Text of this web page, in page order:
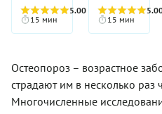
А еще
они
очень
внимание
— мы не
добавляем
яркому
вкусу и
простоте
далеко за
пределы
Индии:
5.00
(5)
15 мин
15 мин
Остеопороз – возрастное
страдают им в несколько
Многочисленные